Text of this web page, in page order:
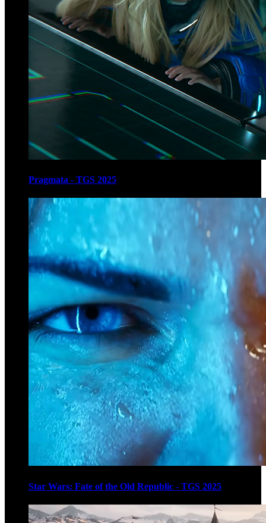
Pragmata - TGS 2025
Star Wars: Fate of the Old Republic - TGS 2025